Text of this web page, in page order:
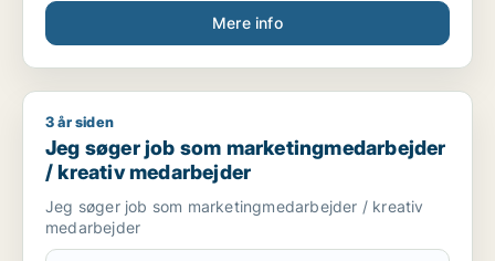
Mere info
Jeg søger job som marketingmedarbejder / kreativ
3 år siden
Jeg søger job som marketingmedarbejder
/ kreativ medarbejder
Jeg søger job som marketingmedarbejder / kreativ
medarbejder